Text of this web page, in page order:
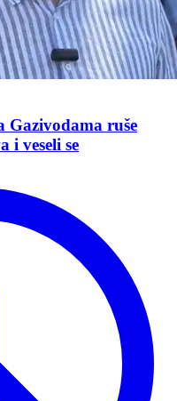
Gazivodama ruše
i veseli se